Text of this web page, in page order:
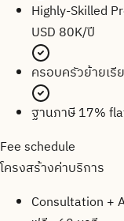
Highly-Skilled
USD 80K/ปี
ครอบครัวย้ายเรี
ฐานภาษี 17%
Fee schedule
โครงสร้างค่าบริการ
Consultation +